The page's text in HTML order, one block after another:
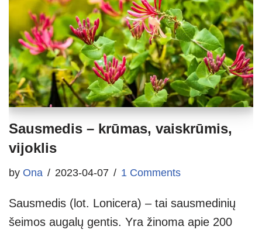
Sausmedis – krūmas, vaiskrūmis,
vijoklis
by Ona 2023-04-07 1 Comments
Sausmedis (lot. Lonicera) – tai sausmedinių
šeimos augalų gentis. Yra žinoma apie 200